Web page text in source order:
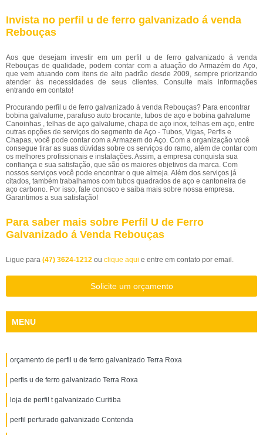
Invista no perfil u de ferro galvanizado á venda
Rebouças
Aos que desejam investir em um perfil u de ferro galvanizado á venda
Rebouças de qualidade, podem contar com a atuação do Armazém do Aço,
que vem atuando com itens de alto padrão desde 2009, sempre priorizando
atender às necessidades de seus clientes. Consulte mais informações
entrando em contato!
Procurando perfil u de ferro galvanizado á venda Rebouças? Para encontrar
bobina galvalume, parafuso auto brocante, tubos de aço e bobina galvalume
Canoinhas , telhas de aço galvalume, chapa de aço inox, telhas em aço, entre
outras opções de serviços do segmento de Aço - Tubos, Vigas, Perfis e
Chapas, você pode contar com a Armazem do Aço. Com a organização você
consegue tirar as suas dúvidas sobre os serviços do ramo, além de contar com
os melhores profissionais e instalações. Assim, a empresa conquista sua
confiança e sua satisfação, que são os maiores objetivos da marca. Com
nossos serviços você pode encontrar o que almeja. Além dos serviços já
citados, também trabalhamos com tubos quadrados de aço e cantoneira de
aço carbono. Por isso, fale conosco e saiba mais sobre nossa empresa.
Garantimos a sua satisfação!
Para saber mais sobre Perfil U de Ferro
Galvanizado á Venda Rebouças
Ligue para (47) 3624-1212 ou clique aqui e entre em contato por email.
Solicite um orçamento
MENU
orçamento de perfil u de ferro galvanizado Terra Roxa
perfis u de ferro galvanizado Terra Roxa
loja de perfil t galvanizado Curitiba
perfil perfurado galvanizado Contenda